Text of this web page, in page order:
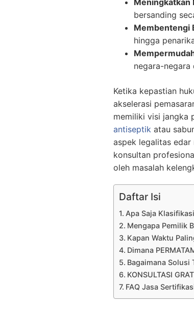
Meningkatkan
bersanding
Membentengi
hingga
negara-negara
Ketika kepastian
akselerasi
memiliki visi jangka
antiseptik atau
aspek legalitas edar
konsultan
oleh masalah
Daftar Isi
Apa Saja
Mengapa Pemilik
Kapan Waktu
Dimana
Bagaimana Solusi
KONSULTASI
FAQ Jasa